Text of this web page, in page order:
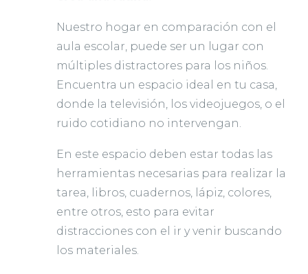
Nuestro hogar en comparación con el
aula escolar, puede ser un lugar con
múltiples distractores para los niños.
Encuentra un espacio ideal en tu casa,
donde la televisión, los videojuegos, o el
ruido cotidiano no intervengan.
En este espacio deben estar todas las
herramientas necesarias para realizar la
tarea, libros, cuadernos, lápiz, colores,
entre otros, esto para evitar
distracciones con el ir y venir buscando
los materiales.